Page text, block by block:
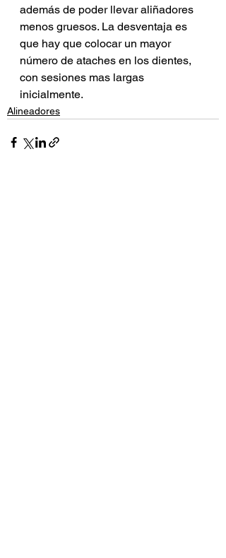
además de poder llevar aliñadores
menos gruesos. La desventaja es
que hay que colocar un mayor
número de ataches en los dientes,
con sesiones mas largas
inicialmente.
Alineadores